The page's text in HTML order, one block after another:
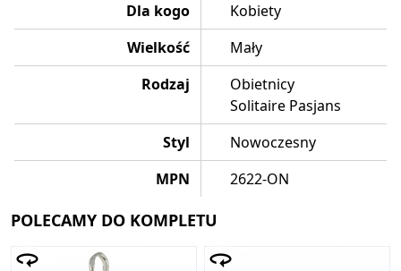
Dla kogo
Kobiety
Wielkość
Mały
Rodzaj
Obietnicy
Solitaire Pasjans
Styl
Nowoczesny
MPN
2622-ON
POLECAMY DO KOMPLETU